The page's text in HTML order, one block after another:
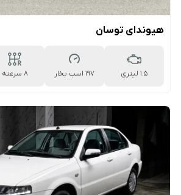
هیوندای توسان
1.5 لیتری 197 اسب بخار
۸ سرعته